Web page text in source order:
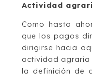
Actividad
Como hasta
que los pagos
dirigirse hacia
actividad agraria
la definición de